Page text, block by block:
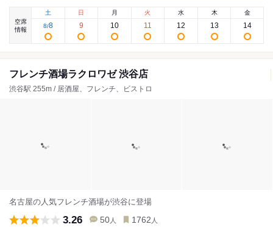
空席
情報
土
8/8
日
9
月
10
火
11
水
12
木
13
金
14
フレンチ酒場ラクロワゼ 渋谷店
渋谷駅 255m / 居酒屋、フレンチ、ビストロ
名古屋の人気フレンチ酒場が渋谷に登場
3.26 50 人 1762 人